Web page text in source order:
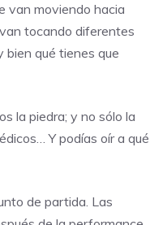
van moviendo hacia
tocando diferentes
bien qué tienes que
la piedra; y no sólo la
Y podías oír a qué
de partida. Las